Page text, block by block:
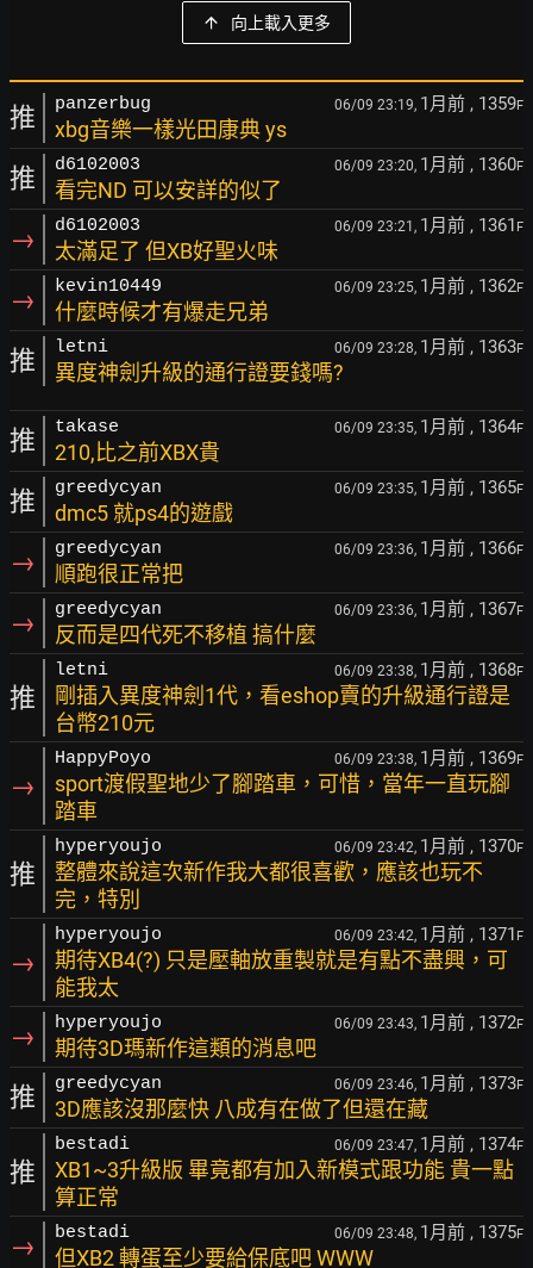
向上載入更多
推 panzerbug 06/09 23:19, 1月前 , 1359F
xbg音樂一樣光田康典 ys
推 d6102003 06/09 23:20, 1月前 , 1360F
看完ND 可以安詳的似了
→ d6102003 06/09 23:21, 1月前 , 1361 F
太滿足了 但XB好聖火味
→ kevin10449 06/09 23:25, 1月前 , 1362F
什麼時候才有爆走兄弟
推 letni 06/09 23:28, 1月前 , 1363F
異度神劍升級的通行證要錢嗎?
推 takase 06/09 23:35, 1月前 , 1364F
210,比之前XBX貴
推 greedycyan 06/09 23:35, 1月前 , 1365F
dmc5 就ps4的遊戲
→ greedycyan 06/09 23:36, 1月前 , 1366F
順跑很正常把
→ greedycyan 06/09 23:36, 1月前 , 1367F
反而是四代死不移植 搞什麼
推
letni 06/09 23:38, 1月前 , 1368F
剛插入異度神劍1代，看eshop賣的升級通行證是
台幣210元
→
HappyPoyo 06/09 23:38, 1月前 , 1369F
sport渡假聖地少了腳踏車，可惜，當年一直玩腳
踏車
推
hyperyoujo 06/09 23:42, 1月前 , 1370F
整體來說這次新作我大都很喜歡，應該也玩不
完，特別
→
hyperyoujo 06/09 23:42, 1月前 , 1371 F
期待XB4(?) 只是壓軸放重製就是有點不盡興，可
能我太
→ hyperyoujo 06/09 23:43, 1月前 , 1372F
期待3D瑪新作這類的消息吧
推 greedycyan 06/09 23:46, 1月前 , 1373F
3D應該沒那麼快 八成有在做了但還在藏
推
bestadi 06/09 23:47, 1月前 , 1374F
XB1~3升級版 畢竟都有加入新模式跟功能 貴一點
算正常
→ bestadi 06/09 23:48, 1月前 , 1375F
但XB2 轉蛋至少要給保底吧 WWW